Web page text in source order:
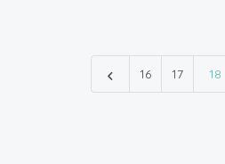
16 17 18